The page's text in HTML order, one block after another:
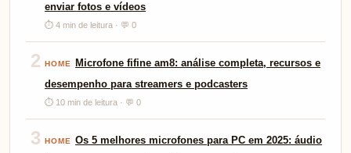
enviar fotos e vídeos
⏱ 4 min de leitura · 💬 0
2 HOME
Microfone fifine am8: análise completa, recursos e
desempenho para streamers e podcasters
⏱ 10 min de leitura · 💬 0
3 HOME Os 5 melhores microfones para PC em 2025: áudio